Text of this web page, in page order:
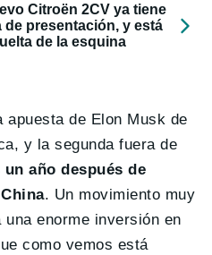
Citroën 2CV ya tiene
de presentación, y está
de la esquina
de Elon Musk de
y la segunda fuera de
un año después de
. Un movimiento muy
enorme inversión en
como vemos está